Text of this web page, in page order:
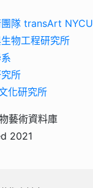
隊 transArt NYCU
物工程研究所
所
化研究所
藝術資料庫
2021